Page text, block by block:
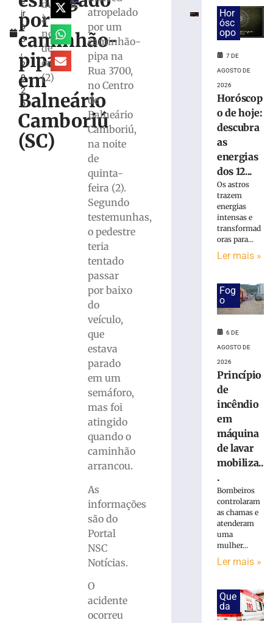
ir
o
3
,
2
0
2
5
por
caminhão-
pipa
em
Balneário
Camboriú
(SC)
durante
à
noite
de
ontem
(2)
atropelado
por um
caminhão-
pipa na
Rua 3700,
no Centro
de
Balneário
Camboriú,
na noite
de
quinta-
feira (2).
Segundo
testemunhas,
o pedestre
teria
tentado
passar
por baixo
do
veículo,
que
estava
parado
em um
semáforo,
mas foi
atingido
quando o
caminhão
arrancou.
As
informações
são do
Portal
NSC
Notícias.
O
acidente
ocorreu
máquina
mobiliza
Bombeiros,
Brusque
Trabalhador
terceirizado
queda
Centro
Administrativo
Havan
Brusque
Funcionária
morre
ônibus
invadir
restaurante
margens
Hor
ósc
opo
7 DE
AGOSTO DE
2026
Horóscop
o de hoje:
descubra
as
energias
dos 12...
Os astros
trazem
energias
intensas e
transformad
oras para...
Ler mais »
Fog
o
6 DE
AGOSTO DE
2026
Princípio
de
incêndio
em
máquina
de lavar
mobiliza..
.
Bombeiros
controlaram
as chamas e
atenderam
uma
mulher...
Ler mais »
Que
da